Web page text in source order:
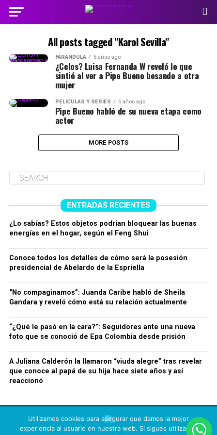
All posts tagged "Karol Sevilla"
FARÁNDULA 5 años ago
¿Celos? Luisa Fernanda W reveló lo que
sintió al ver a Pipe Bueno besando a otra
mujer
PELÍCULAS Y SERIES 5 años ago
Pipe Bueno habló de su nueva etapa como
actor
MORE POSTS
ENTRADAS RECIENTES
¿Lo sabías? Estos objetos podrían bloquear las buenas
energías en el hogar, según el Feng Shui
Conoce todos los detalles de cómo será la posesión
presidencial de Abelardo de la Espriella
“No compaginamos”: Juanda Caribe habló de Sheila
Gandara y reveló cómo está su relación actualmente
“¿Qué le pasó en la cara?”: Seguidores ante una nueva
foto que se conoció de Epa Colombia desde prisión
A Juliana Calderón la llamaron “viuda alegre” tras revelar
que conoce al papá de su hija hace siete años y así
reaccionó
Utilizamos cookies para asegurar que damos la mejor
experiencia al usuario en nuestra web. Si sigues utilizando